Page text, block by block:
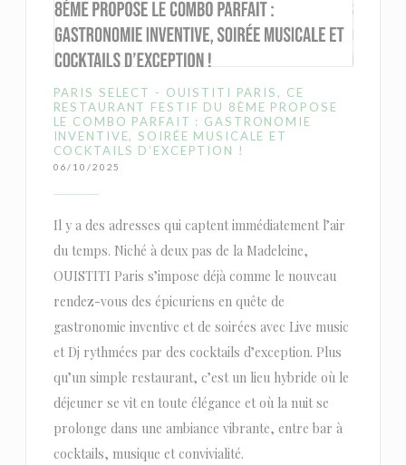
PARIS SELECT - OUISTITI PARIS, CE
RESTAURANT FESTIF DU 8ÈME PROPOSE
LE COMBO PARFAIT : GASTRONOMIE
INVENTIVE, SOIRÉE MUSICALE ET
COCKTAILS D’EXCEPTION !
06/10/2025
Il y a des adresses qui captent immédiatement l’air
du temps. Niché à deux pas de la Madeleine,
OUISTITI Paris s’impose déjà comme le nouveau
rendez-vous des épicuriens en quête de
gastronomie inventive et de soirées avec Live music
et Dj rythmées par des cocktails d’exception. Plus
qu’un simple restaurant, c’est un lieu hybride où le
déjeuner se vit en toute élégance et où la nuit se
prolonge dans une ambiance vibrante, entre bar à
cocktails, musique et convivialité.